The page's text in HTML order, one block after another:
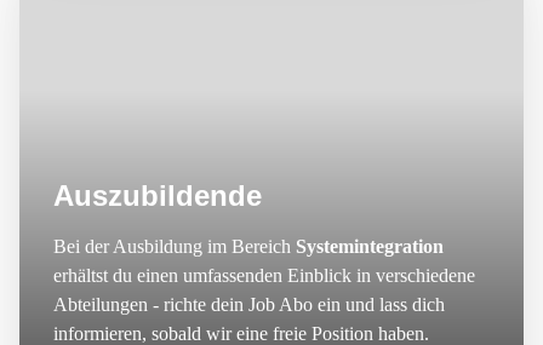
Auszubildende
Bei der Ausbildung im Bereich Systemintegration
erhältst du einen umfassenden Einblick in verschiedene
Abteilungen - richte dein Job Abo ein und lass dich
informieren, sobald wir eine freie Position haben.